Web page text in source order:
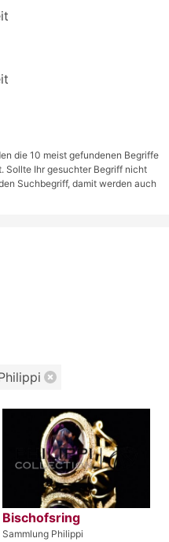
die 10 meist gefundenen Begriffe
Sollte Ihr gesuchter Begriff nicht
Suchbegriff, damit werden auch
Bischofsring
Sammlung Philippi